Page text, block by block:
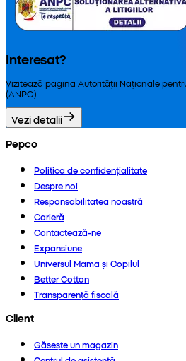
Interesat?
Vizitează pagina Autorității Naționale
(ANPC).
Vezi detalii
Pepco
Politica de confidențialitate
Despre noi
Responsabilitatea noastră
Carieră
Contactează-ne
Expansiune
Universul Mama și Copilul
Better Cotton
Transparență fiscală
Client
Găsește un magazin